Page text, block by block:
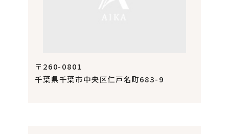
〒260-0801
千葉県千葉市中央区仁戸名町683-9